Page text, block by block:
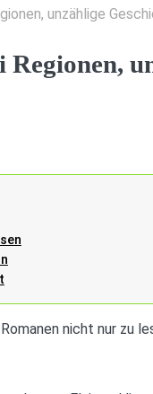
unzählige
nicht nur zu